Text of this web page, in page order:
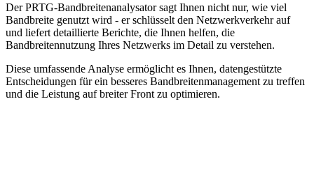
Der PRTG-Bandbreitenanalysator sagt Ihnen nicht nur, wie viel
Bandbreite genutzt wird - er schlüsselt den Netzwerkverkehr auf
und liefert detaillierte Berichte, die Ihnen helfen, die
Bandbreitennutzung Ihres Netzwerks im Detail zu verstehen.
Diese umfassende Analyse ermöglicht es Ihnen, datengestützte
Entscheidungen für ein besseres Bandbreitenmanagement zu treffen
und die Leistung auf breiter Front zu optimieren.